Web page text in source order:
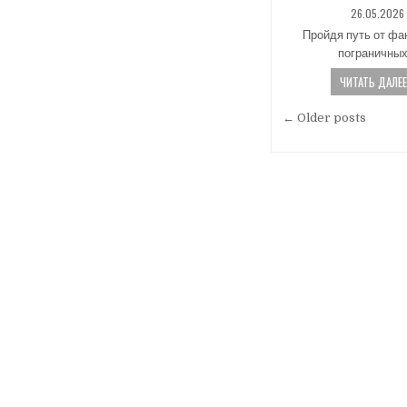
PUBLISHED
DATE:
26.05.2026
Пройдя путь от
ЧИТАТЬ
Навигация
← Older posts